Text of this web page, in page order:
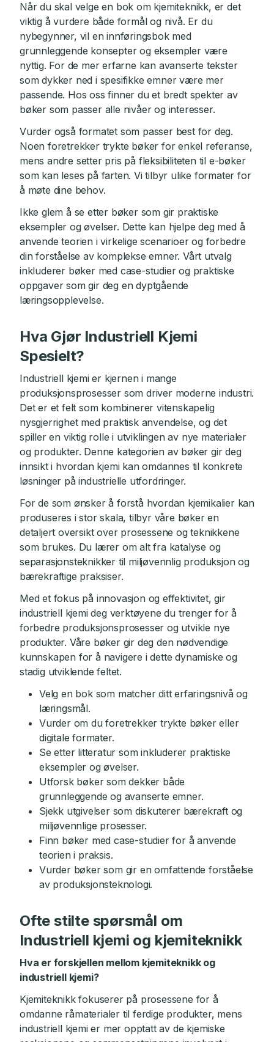
Når du skal velge en bok om kjemiteknikk, er det
viktig å vurdere både formål og nivå. Er du
nybegynner, vil en innføringsbok med
grunnleggende konsepter og eksempler være
nyttig. For de mer erfarne kan avanserte tekster
som dykker ned i spesifikke emner være mer
passende. Hos oss finner du et bredt spekter av
bøker som passer alle nivåer og interesser.
Vurder også formatet som passer best for deg.
Noen foretrekker trykte bøker for enkel referanse,
mens andre setter pris på fleksibiliteten til e-bøker
som kan leses på farten. Vi tilbyr ulike formater for
å møte dine behov.
Ikke glem å se etter bøker som gir praktiske
eksempler og øvelser. Dette kan hjelpe deg med å
anvende teorien i virkelige scenarioer og forbedre
din forståelse av komplekse emner. Vårt utvalg
inkluderer bøker med case-studier og praktiske
oppgaver som gir deg en dyptgående
læringsopplevelse.
Hva Gjør Industriell Kjemi
Spesielt?
Industriell kjemi er kjernen i mange
produksjonsprosesser som driver moderne industri.
Det er et felt som kombinerer vitenskapelig
nysgjerrighet med praktisk anvendelse, og det
spiller en viktig rolle i utviklingen av nye materialer
og produkter. Denne kategorien av bøker gir deg
innsikt i hvordan kjemi kan omdannes til konkrete
løsninger på industrielle utfordringer.
For de som ønsker å forstå hvordan kjemikalier kan
produseres i stor skala, tilbyr våre bøker en
detaljert oversikt over prosessene og teknikkene
som brukes. Du lærer om alt fra katalyse og
separasjonsteknikker til miljøvennlig produksjon og
bærekraftige praksiser.
Med et fokus på innovasjon og effektivitet, gir
industriell kjemi deg verktøyene du trenger for å
forbedre produksjonsprosesser og utvikle nye
produkter. Våre bøker gir deg den nødvendige
kunnskapen for å navigere i dette dynamiske og
stadig utviklende feltet.
Velg en bok som matcher ditt erfaringsnivå og
læringsmål.
Vurder om du foretrekker trykte bøker eller
digitale formater.
Se etter litteratur som inkluderer praktiske
eksempler og øvelser.
Utforsk bøker som dekker både
grunnleggende og avanserte emner.
Sjekk utgivelser som diskuterer bærekraft og
miljøvennlige prosesser.
Finn bøker med case-studier for å anvende
teorien i praksis.
Vurder bøker som gir en omfattende forståelse
av produksjonsteknologi.
Ofte stilte spørsmål om
Industriell kjemi og kjemiteknikk
Hva er forskjellen mellom kjemiteknikk og
industriell kjemi?
Kjemiteknikk fokuserer på prosessene for å
omdanne råmaterialer til ferdige produkter, mens
industriell kjemi er mer opptatt av de kjemiske